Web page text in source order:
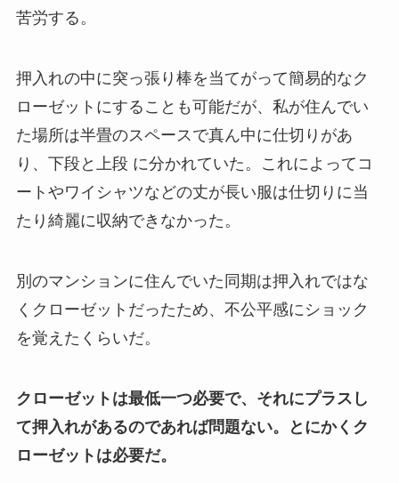
苦労する。
押入れの中に突っ張り棒を当てがって簡易的なク
ローゼットにすることも可能だが、私が住んでい
た場所は半畳のスペースで真ん中に仕切りがあ
り、下段と上段 に分かれていた。これによってコ
ートやワイシャツなどの丈が長い服は仕切りに当
たり綺麗に収納できなかった。
別のマンションに住んでいた同期は押入れではな
くクローゼットだったため、不公平感にショック
を覚えたくらいだ。
クローゼットは最低一つ必要で、それにプラスし
て押入れがあるのであれば問題ない。とにかくク
ローゼットは必要だ。